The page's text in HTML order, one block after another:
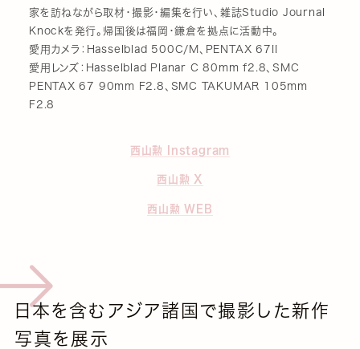
家を訪ねながら取材・撮影・編集を行い、雑誌Studio Journal
Knockを発行。帰国後は福岡・鎌倉を拠点に活動中。
愛用カメラ：Hasselblad 500C/M、PENTAX 67II
愛用レンズ：Hasselblad Planar C 80mm f2.8、SMC
PENTAX 67 90mm F2.8、SMC TAKUMAR 105mm
F2.8
西山勲 Instagram
西山勲 X
西山勲 WEB
日本を含むアジア諸国で撮影した新作
写真を展示